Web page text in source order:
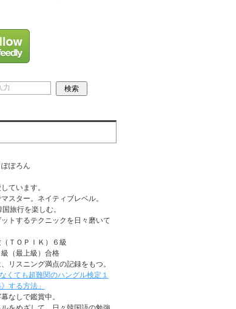
ぽろん
ています。
スター。ネイティブレベル。
旅行を楽しむ。
トするテクニックを日々磨いて
ＴＯＰＩＫ）６級
（最上級）合格
リスニング満点の記録をもつ。
くても超難関のハングル検定１
する方法」
なしで鑑賞中。